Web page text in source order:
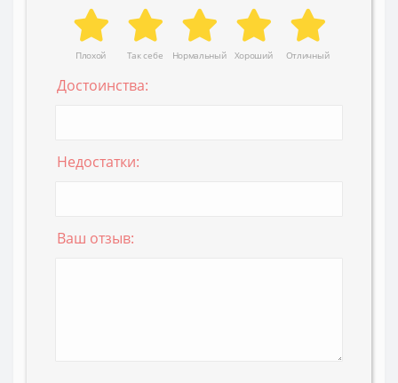
Плохой Так себе Нормальный Хороший Отличный
Достоинства:
Недостатки:
Ваш отзыв: